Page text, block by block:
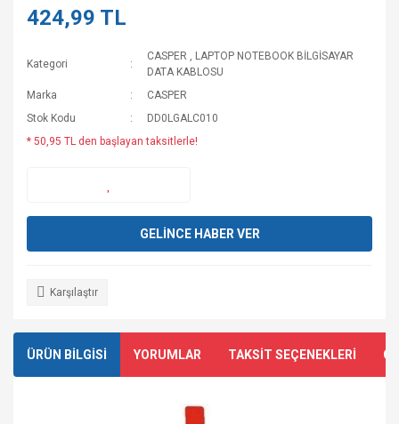
424,99 TL
Kategori
CASPER , LAPTOP NOTEBOOK BİLGİSAYAR
DATA KABLOSU
Marka
CASPER
Stok Kodu
DD0LGALC010
* 50,95 TL den başlayan taksitlerle!
GELİNCE HABER VER
Karşılaştır
ÜRÜN BİLGİSİ YORUMLAR TAKSİT SEÇENEKLERİ